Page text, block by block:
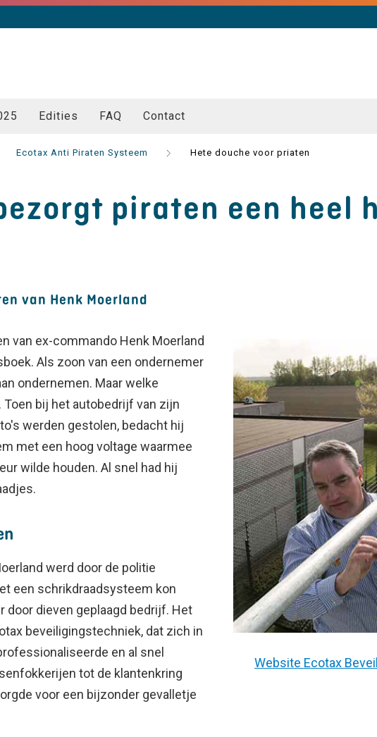
Edities FAQ Contact
Ecotax Anti Piraten Systeem Hete douche voor priaten
piraten een heel
van Henk Moerland
van ex-commando Henk Moerland
Als zoon van een ondernemer
ondernemen. Maar welke
Toen bij het autobedrijf van zijn
werden gestolen, bedacht hij
met een hoog voltage waarmee
wilde houden. Al snel had hij
werd door de politie
een schrikdraadsysteem kon
door dieven geplaagd bedrijf. Het
beveiligingstechniek, dat zich in
en al snel
tot de klantenkring
voor een bijzonder gevalletje
Website Ecotax